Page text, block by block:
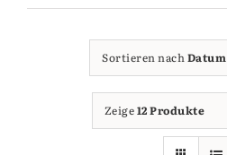
Sortieren nachDatum
Zeige12 Produkte